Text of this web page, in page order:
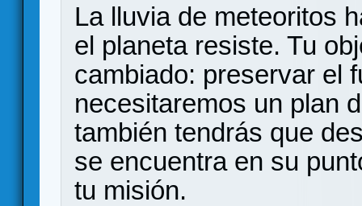
La lluvia de meteoritos
el planeta resiste. Tu
cambiado: preservar el
necesitaremos un plan
también tendrás que
se encuentra en su
tu misión.